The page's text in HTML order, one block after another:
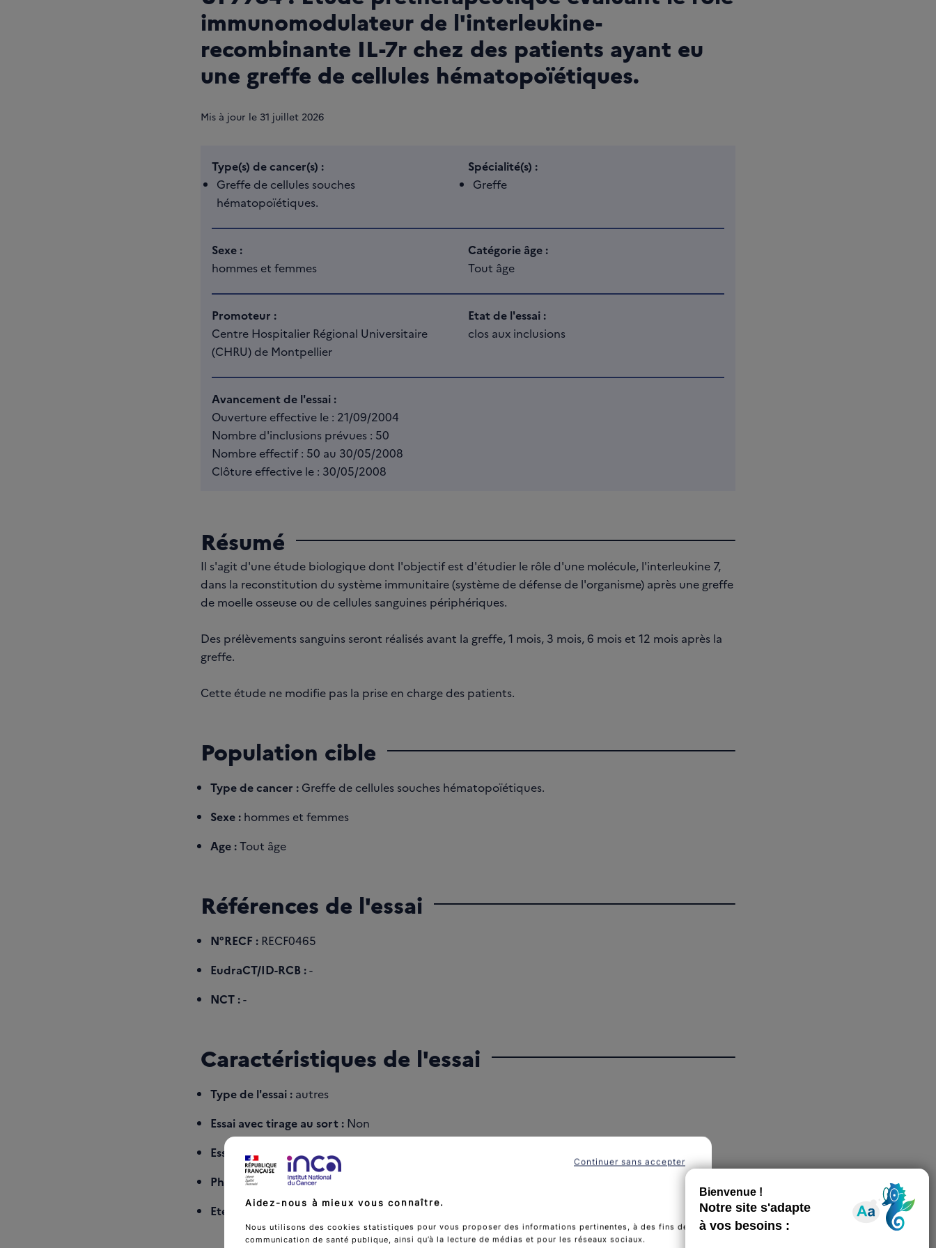
immunomodulateur de l'interleukine-
recombinante IL-7r chez des patients ayant eu
une greffe de cellules hématopoïétiques.
Mis à jour le 31 juillet 2026
Type(s) de cancer(s) :
Greffe de cellules souches
hématopoïétiques.
Spécialité(s) :
Greffe
Sexe :
hommes et femmes
Catégorie âge :
Tout âge
Promoteur :
Centre Hospitalier Régional Universitaire
(CHRU) de Montpellier
Etat de l'essai :
clos aux inclusions
Avancement de l'essai :
Ouverture effective le : 21/09/2004
Nombre d'inclusions prévues : 50
Nombre effectif : 50 au 30/05/2008
Clôture effective le : 30/05/2008
Résumé
Il s'agit d'une étude biologique dont l'objectif est d'étudier le rôle d'une molécule, l'interleukine 7,
dans la reconstitution du système immunitaire (système de défense de l'organisme) après une greffe
de moelle osseuse ou de cellules sanguines périphériques.
Des prélèvements sanguins seront réalisés avant la greffe, 1 mois, 3 mois, 6 mois et 12 mois après la
greffe.
Cette étude ne modifie pas la prise en charge des patients.
Population cible
Type de cancer : Greffe de cellules souches hématopoïétiques.
Sexe : hommes et femmes
Age :Tout âge
Références de l'essai
N°RECF : RECF0465
EudraCT/ID-RCB :-
NCT :-
Caractéristiques de l'essai
Type de l'essai : autres
Essai avec tirage au sort : Non
Essai avec placebo : Non
Phase :sans
Etendue d'investigation :monocentrique - France
Aidez-nous à mieux vous connaître.
Nous utilisons des cookies statistiques pour vous proposer des informations pertinentes, à des fins de
communication de santé publique, ainsi qu’à la lecture de médias et pour les réseaux sociaux.
Continuer sans accepter